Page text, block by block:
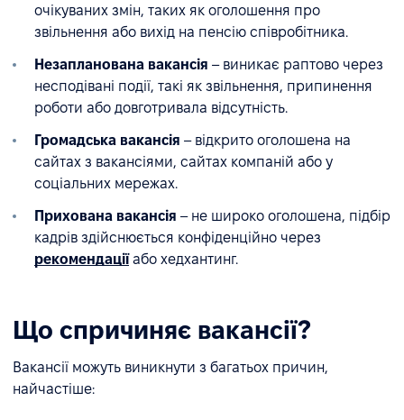
очікуваних змін, таких як оголошення про
звільнення або вихід на пенсію співробітника.
Незапланована вакансія – виникає раптово через
несподівані події, такі як звільнення, припинення
роботи або довготривала відсутність.
Громадська вакансія – відкрито оголошена на
сайтах з вакансіями, сайтах компаній або у
соціальних мережах.
Прихована вакансія – не широко оголошена, підбір
кадрів здійснюється конфіденційно через
рекомендаціїабо хедхантинг.
Що спричиняє вакансії?
Вакансії можуть виникнути з багатьох причин,
найчастіше: